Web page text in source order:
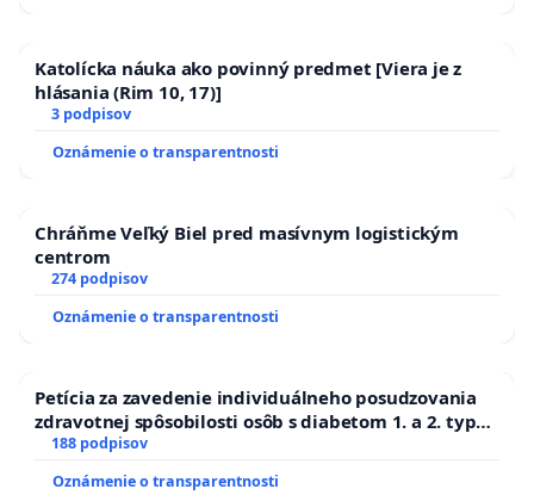
Katolícka náuka ako povinný predmet [Viera je z
hlásania (Rim 10, 17)]
3 podpisov
Oznámenie o transparentnosti
Chráňme Veľký Biel pred masívnym logistickým
centrom
274 podpisov
Oznámenie o transparentnosti
Petícia za zavedenie individuálneho posudzovania
zdravotnej spôsobilosti osôb s diabetom 1. a 2. typu
pri prijímaní do Policajného zboru SR
188 podpisov
Oznámenie o transparentnosti